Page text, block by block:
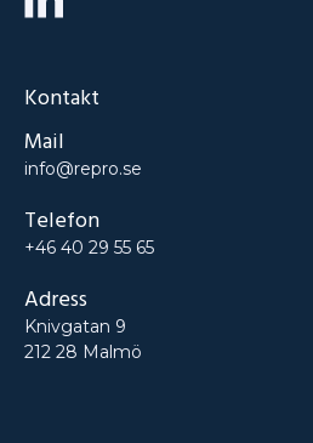
Kontakt
Mail
info@repro.se
Telefon
+46 40 29 55 65
Adress
Knivgatan 9
212 28 Malmö